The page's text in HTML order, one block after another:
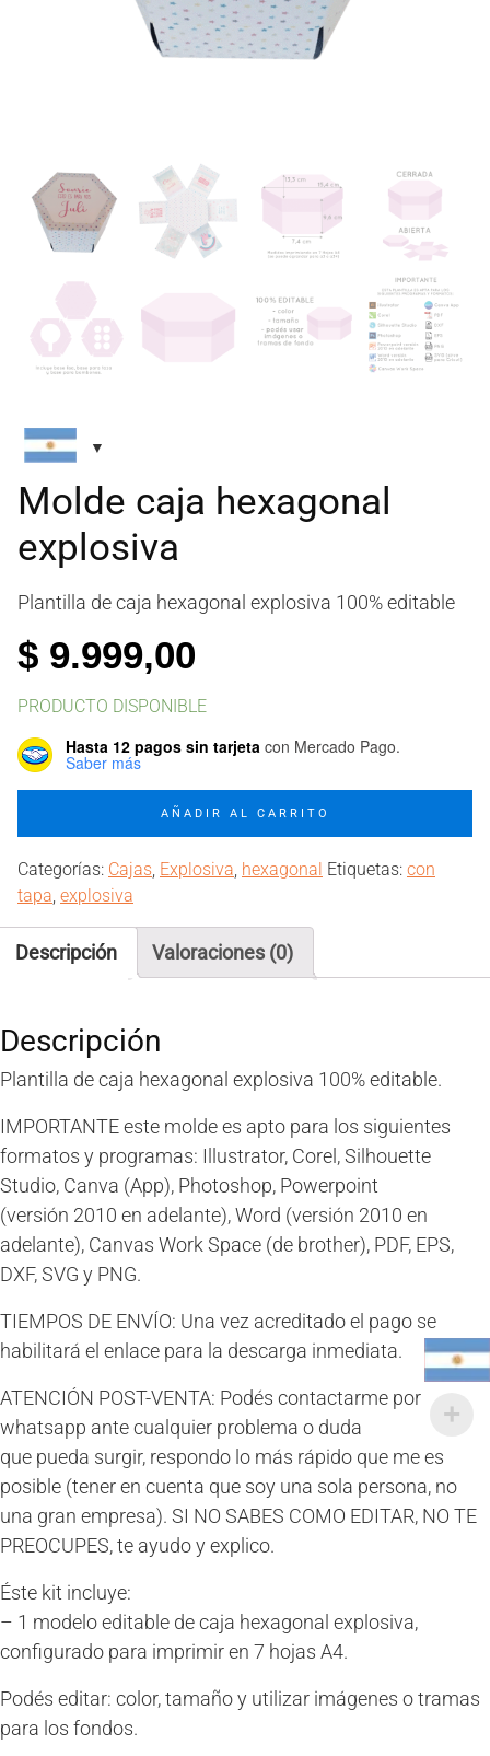
Molde caja hexagonal
explosiva
Plantilla de caja hexagonal explosiva 100% editable
$ 9.999,00
PRODUCTO DISPONIBLE
Hasta 12 pagos sin tarjeta con Mercado Pago.
Saber más
explosiva
cantidad
AÑADIR AL CARRITO
Categorías: Cajas, Explosiva, hexagonal Etiquetas: con
tapa, explosiva
Descripción Valoraciones (0)
Descripción
Plantilla de caja hexagonal explosiva 100% editable.
IMPORTANTE este molde es apto para los siguientes
formatos y programas: Illustrator, Corel, Silhouette
Studio, Canva (App), Photoshop, Powerpoint
(versión 2010 en adelante),Word (versión 2010 en
adelante), Canvas Work Space (de brother), PDF, EPS,
DXF, SVG y PNG.
TIEMPOS DE ENVÍO: Una vez acreditado el pago se
habilitará el enlace para la descarga inmediata.
ATENCIÓN POST-VENTA: Podés contactarme por
whatsapp ante cualquier problema o duda
que pueda surgir, respondo lo más rápido que me es
posible (tener en cuenta que soy una sola persona, no
una gran empresa). SI NO SABES COMO EDITAR, NO TE
PREOCUPES, te ayudo y explico.
Éste kit incluye:
– 1 modelo editable de caja hexagonal explosiva,
configurado para imprimir en 7 hojas A4.
Podés editar: color, tamaño y utilizar imágenes o tramas
para los fondos.